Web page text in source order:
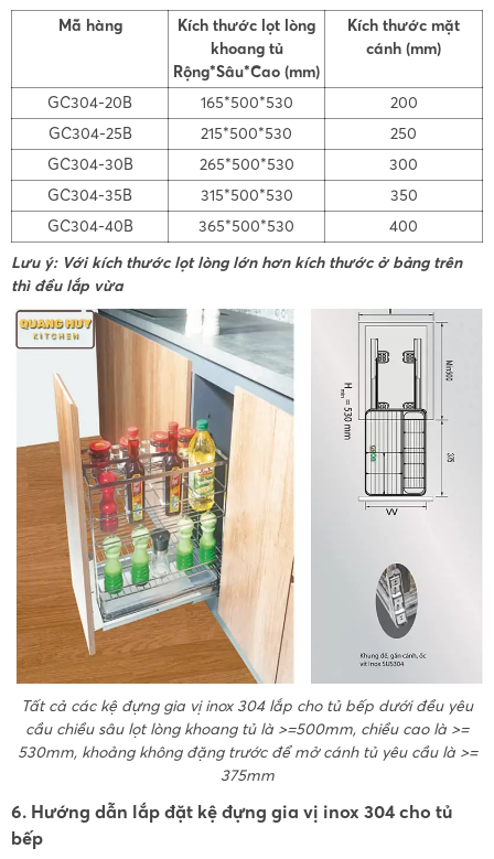
Mã hàng
Kích thước lọt lòng
khoang tủ
Rộng*Sâu*Cao (mm)
Kích thước mặt
cánh (mm)
GC304-20B 165*500*530
200
GC304-25B
215*500*530
250
GC304-30B
265*500*530
300
GC304-35B
315*500*530
350
GC304-40B
365*500*530
400
Lưu ý: Với kích thước lọt lòng lớn hơn kích thước ở bảng trên
thì đều lắp vừa
Tất cả các kệ đựng gia vị inox 304 lắp cho tủ bếp dưới đều yêu
cầu chiều sâu lọt lòng khoang tủ là >=500mm, chiều cao là >=
530mm, khoảng không đặng trước để mở cánh tủ yêu cầu là >=
375mm
6. Hướng dẫn lắp đặt kệ đựng gia vị inox 304 cho tủ
bếp